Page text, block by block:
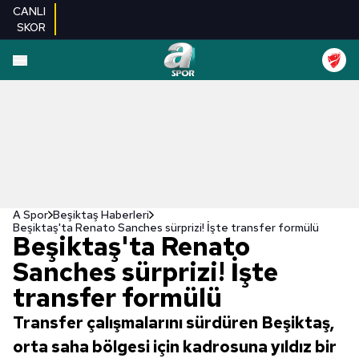
CANLI
SKOR
A Spor Beşiktaş Haberleri
Beşiktaş'ta Renato Sanches sürprizi! İşte transfer formülü
Beşiktaş'ta Renato
Sanches sürprizi! İşte
transfer formülü
Transfer çalışmalarını sürdüren Beşiktaş,
orta saha bölgesi için kadrosuna yıldız bir